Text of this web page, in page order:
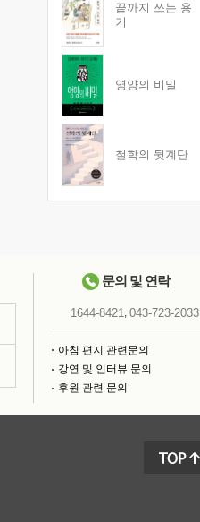
끝까지 쓰는 용
기
영양의 비밀
철학의 뒷계단
문의 및 연락
1644-8421, 043-723-2033
아침 편지 관련문의
강연 및 인터뷰 문의
후원 관련 문의